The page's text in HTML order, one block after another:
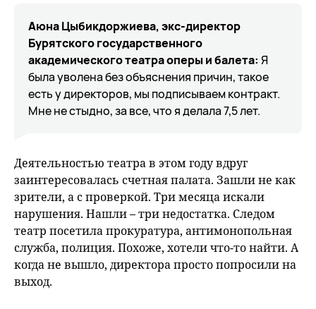
Аюна Цыбикдоржиева, экс-директор
Бурятского государственного
академического театра оперы и балета: Я
была уволена без объяснения причин, такое
есть у директоров, мы подписываем контракт.
Мне не стыдно, за все, что я делала 7,5 лет.
Деятельностью театра в этом году вдруг
заинтересовалась счетная палата. Зашли не как
зрители, а с проверкой. Три месяца искали
нарушения. Нашли – три недостатка. Следом
театр посетила прокуратура, антимонопольная
служба, полиция. Похоже, хотели что-то найти. А
когда не вышло, директора просто попросили на
выход.